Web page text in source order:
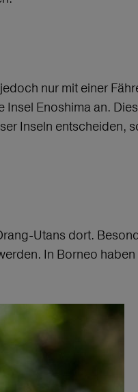
nur mit einer
Insel Enoshima an.
Inseln entscheiden,
Utans dort.
In Borneo haben